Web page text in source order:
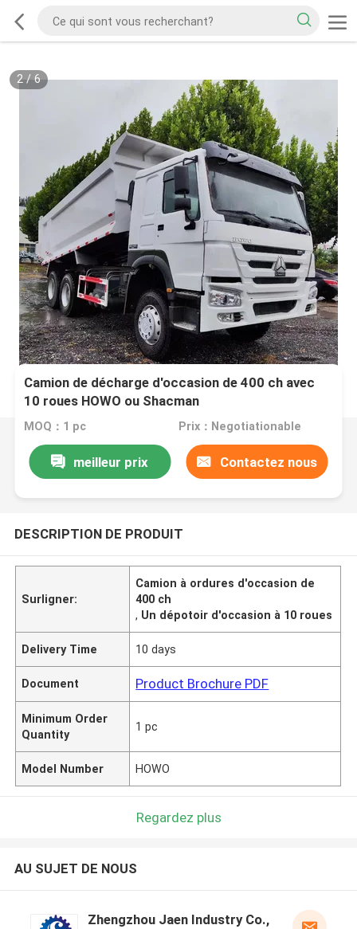
2/6
Camion de décharge d'occasion de 400 ch avec
10 roues HOWO ou Shacman
MOQ：1 pc Prix：Negotiationable
meilleur prix Contactez nous
DESCRIPTION DE PRODUIT
Surligner:
Camion à ordures d'occasion de
400 ch
, Un dépotoir d'occasion à 10 roues
Delivery Time 10 days
Document Product Brochure PDF
Minimum Order
Quantity
1 pc
Model Number HOWO
Regardez plus
AU SUJET DE NOUS
Zhengzhou Jaen Industry Co.,